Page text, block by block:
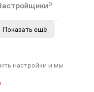
9
Показать ещё
настройки и мы